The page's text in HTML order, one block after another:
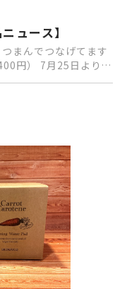
ュース】
まんでつなげてます
円） 7月25日より順